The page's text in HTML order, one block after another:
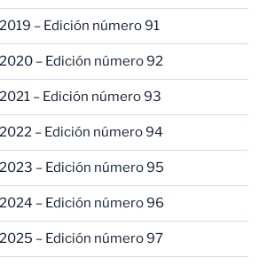
– Edición número 91
– Edición número 92
– Edición número 93
– Edición número 94
– Edición número 95
– Edición número 96
– Edición número 97